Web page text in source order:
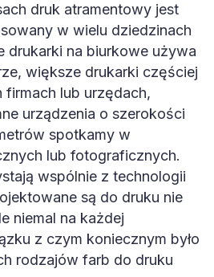
druk atramentowy jest
w wielu dziedzinach
drukarki na biurkowe używa
większe drukarki częściej
lub urzędach,
urządzenia o szerokości
spotkamy w
lub fotograficznych.
wspólnie z technologii
są do druku nie
niemal na każdej
z czym koniecznym było
rodzajów farb do druku